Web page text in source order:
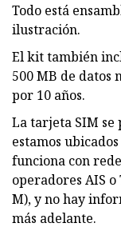
Todo está
ilustración.
El kit también
500 MB de datos
por 10 años.
La tarjeta SIM
estamos
funciona con
operadores AIS
M), y no hay
más adelante.